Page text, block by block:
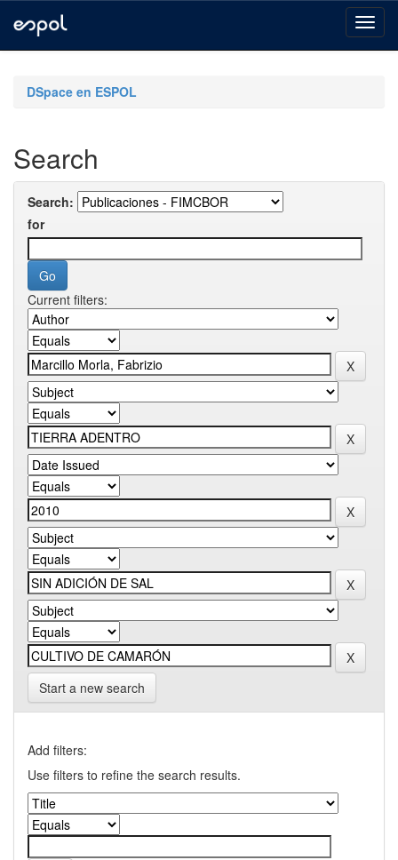
navigationDSpace en ESPOL
Search
Search:
for
Current filters:
Start a new search
Add filters:
Use filters to refine the search results.